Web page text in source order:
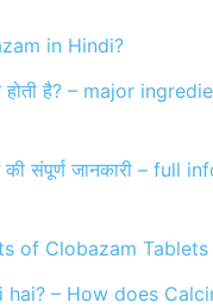
in Hindi?
होती है? – major
संपूर्ण जानकारी – full
of Clobazam Tablets
– How does